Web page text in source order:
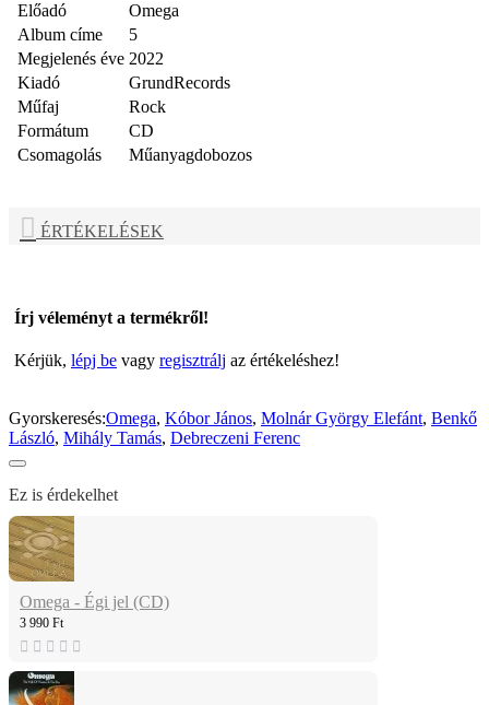
Előadó
Omega
Album címe
5
Megjelenés éve 2022
Kiadó
GrundRecords
Műfaj
Rock
Formátum
CD
Csomagolás
Műanyagdobozos
ÉRTÉKELÉSEK
Írj véleményt a termékről!
Kérjük, lépj be vagy regisztrálj az értékeléshez!
Gyorskeresés:Omega, Kóbor János, Molnár György Elefánt, Benkő
László, Mihály Tamás, Debreczeni Ferenc
Ez is érdekelhet
Omega - Égi jel (CD)
3 990 Ft